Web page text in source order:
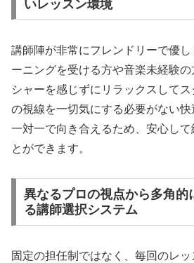
いレッスン環境
講師陣が非常にフレンドリーで優
ーニングを受ける方や音楽未経験
シャーを感じずにリラックスして
の視線を一切気にする必要がない
一対一で向き合えるため、安心して
とができます。
異なるプロの視点から多角的
る講師選択システム
固定の担任制ではなく、毎回のレ